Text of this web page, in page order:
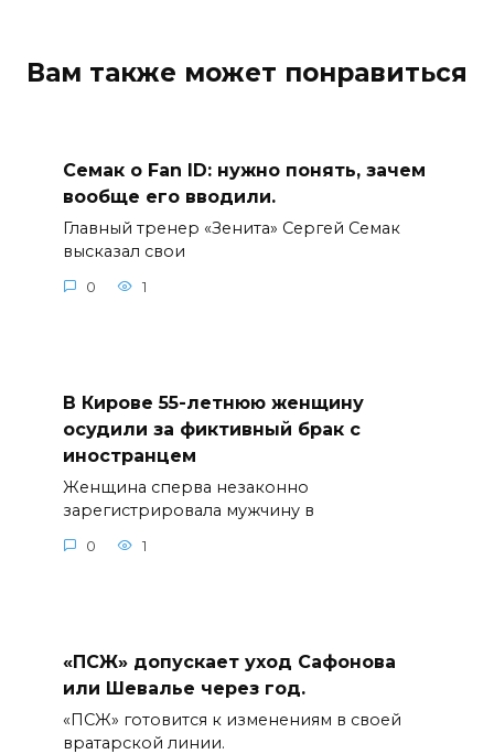
Вам также может понравиться
Семак о Fan ID: нужно понять, зачем
вообще его вводили.
Главный тренер «Зенита» Сергей Семак
высказал свои
0 1
В Кирове 55-летнюю женщину
осудили за фиктивный брак с
иностранцем
Женщина сперва незаконно
зарегистрировала мужчину в
0 1
«ПСЖ» допускает уход Сафонова
или Шевалье через год.
«ПСЖ» готовится к изменениям в своей
вратарской линии.